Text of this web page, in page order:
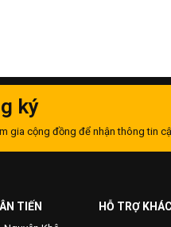
ký
gia cộng đồng để nhận thông tin
TIẾN HỖ TRỢ